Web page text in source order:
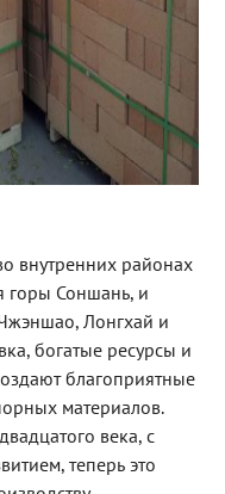
внутренних районах
горы Соншань, и
Лонгхай и
богатые ресурсы и
благоприятные
материалов.
века, с
теперь это